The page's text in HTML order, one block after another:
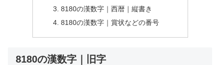
8180の漢数字｜西暦｜縦書き
8180の漢数字｜賞状などの番号
8180の漢数字｜旧字